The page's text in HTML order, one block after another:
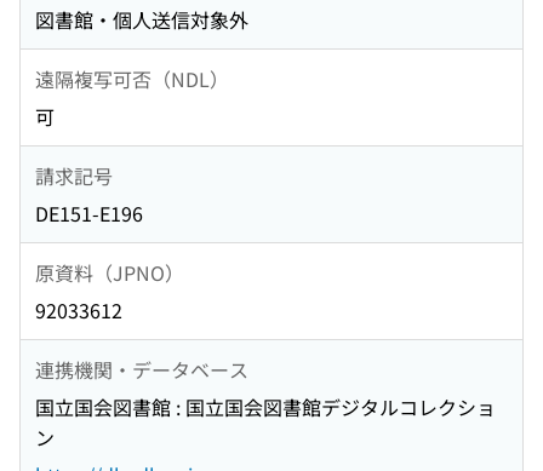
図書館・個人送信対象外
遠隔複写可否（NDL）
可
請求記号
DE151-E196
原資料（JPNO）
92033612
連携機関・データベース
国立国会図書館 : 国立国会図書館デジタルコレクショ
ン